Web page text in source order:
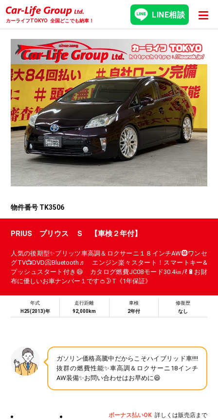
カーライフTOKYO 全国どこでも納車！
LINE相談
物件番号 TK3506
PRIUS プリウス Ｓ 【車検２年付】
人気の後期型✨ブリッツ車高調＆ロクサーニ１８インチAW🛞ワンセ
グTV📺DVD📀Bluetooth♬ エンジン楽々スタート！スマートキー&
プッシュスタート付き😄 カタログ燃費JC08モード30.4㎞/ℓ🔋お財
布に優しいお車ナンバー１です👛🌛T《1年保証》
年式
H25(2013)年
走行距離
92,000km
車検
2年付
修復歴
なし
ガソリン価格高騰中だからこそハイブリッド車!!!!
抜群の燃費性能✨車高調＆ロクサーニ18インチ
AW装備✨お問い合わせはお早めに😆
ボーナス払いOK 詳しくは販売店まで